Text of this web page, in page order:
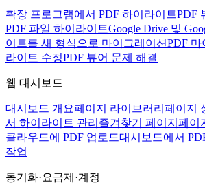
확장 프로그램에서 PDF 하이라이트PDF
PDF 파일 하이라이트Google Drive 및
이트를 새 형식으로 마이그레이션PDF 마
라이트 수정PDF 뷰어 문제 해결
웹 대시보드
대시보드 개요페이지 라이브러리 페이지
서 하이라이트 관리 즐겨찾기 페이지 페이
클라우드에 PDF 업로드대시보드에서
작업
동기화·요금제·계정